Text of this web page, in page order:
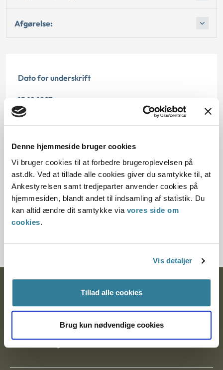
Denne hjemmeside bruger cookies
Vi bruger cookies til at forbedre brugeroplevelsen på
ast.dk. Ved at tillade alle cookies giver du samtykke til, at
Ankestyrelsen samt tredjeparter anvender cookies på
hjemmesiden, blandt andet til indsamling af statistik. Du
kan altid ændre dit samtykke via vores side om
cookies.
Vis detaljer
Tillad alle cookies
Brug kun nødvendige cookies
Afgørelse:
Dato for underskrift
15.12.1997
12.07.2013
Paragraf
§ 48 § 48 § 58
Journalnummer
Postadresse: